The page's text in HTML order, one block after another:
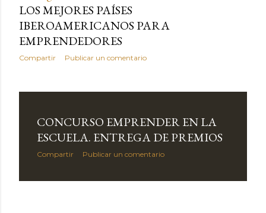
LOS MEJORES PAÍSES
IBEROAMERICANOS PARA
EMPRENDEDORES
Compartir Publicar un comentario
CONCURSO EMPRENDER EN LA
ESCUELA. ENTREGA DE PREMIOS
Compartir Publicar un comentario